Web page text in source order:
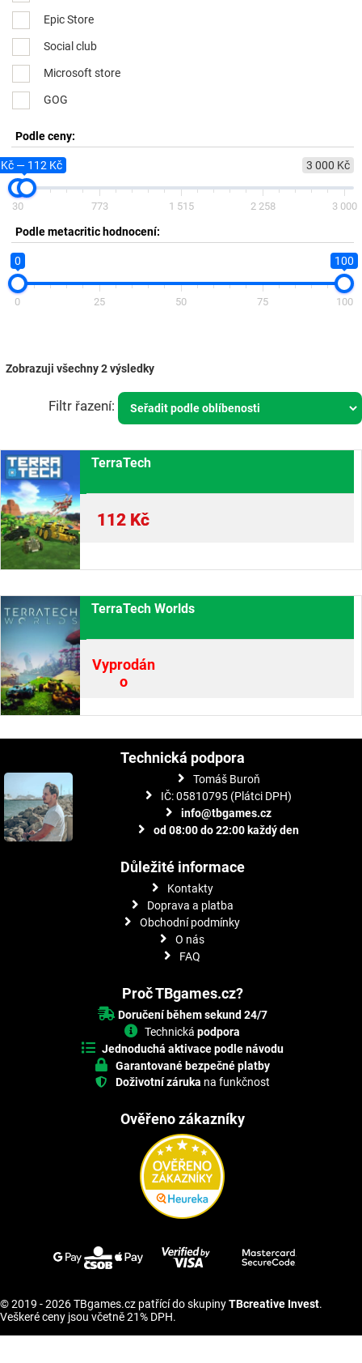
Epic Store
Social club
Microsoft store
GOG
Podle ceny:
3 000 Kč
— 112 Kč
30 773 1 515 2 258 3 000
Podle metacritic hodnocení:
0 100
0 25 50 75 100
Zobrazuji všechny 2 výsledky
TerraTech
112 Kč
TerraTech Worlds
Vyprodán
o
Technická podpora
Tomáš Buroň
IČ: 05810795 (Plátci DPH)
info@tbgames.cz
od 08:00 do 22:00 každý den
Důležité informace
Kontakty
Doprava a platba
Obchodní podmínky
O nás
FAQ
Proč TBgames.cz?
Doručení během sekund 24/7
Technickápodpora
Jednoduchá aktivace podle návodu
Garantované bezpečné platby
Doživotní záruka na funkčnost
Ověřeno zákazníky
© 2019 - 2026 TBgames.cz patřící do skupinyTBcreative Invest.
Veškeré ceny jsou včetně 21% DPH.